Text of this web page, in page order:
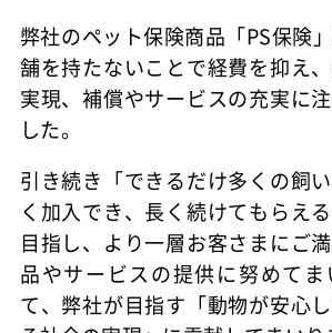
弊社のペット保険商品「PS保険
舗を持たないことで経費を抑え
実現、補償やサービスの充実に
した。
引き続き「できるだけ多くの飼
く加入でき、長く続けてもらえ
目指し、より一層お客さまにご
品やサービスの提供に努めて
て、弊社が目指す「動物が安心